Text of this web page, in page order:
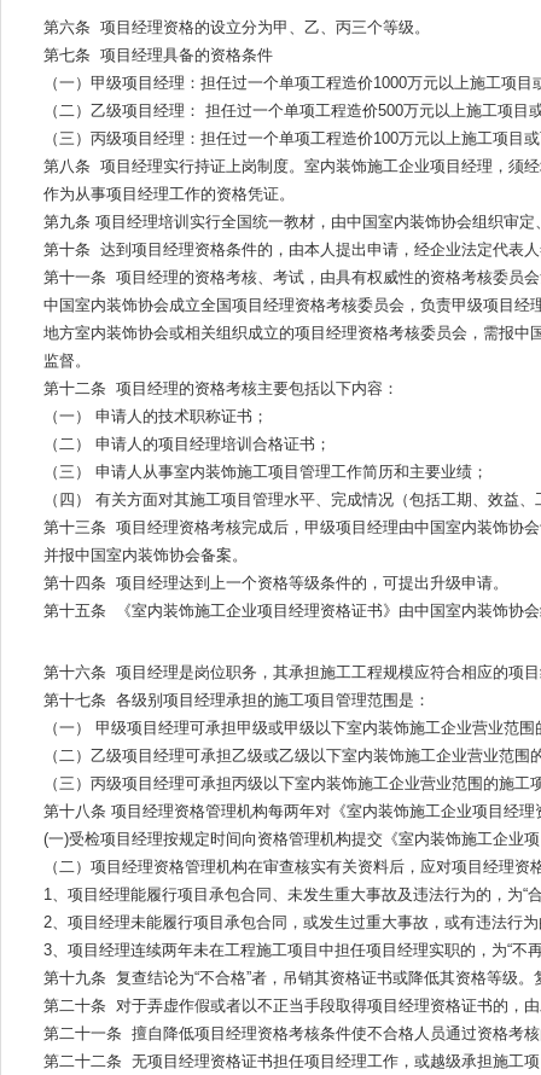
第六条 项目经理资格的设立分为甲、乙、丙三个等级。
第七条 项目经理具备的资格条件
（一）甲级项目经理：担任过一个单项工程造价1000万元以上施工项
（二）乙级项目经理： 担任过一个单项工程造价500万元以上施工项
（三）丙级项目经理：担任过一个单项工程造价100万元以上施工项目
第八条 项目经理实行持证上岗制度。室内装饰施工企业项目经理，须
作为从事项目经理工作的资格凭证。
第九条 项目经理培训实行全国统一教材，由中国室内装饰协会组织审定
第十条 达到项目经理资格条件的，由本人提出申请，经企业法定代表
第十一条 项目经理的资格考核、考试，由具有权威性的资格考核委员
中国室内装饰协会成立全国项目经理资格考核委员会，负责甲级项目
地方室内装饰协会或相关组织成立的项目经理资格考核委员会，需报
监督。
第十二条 项目经理的资格考核主要包括以下内容：
（一） 申请人的技术职称证书；
（二） 申请人的项目经理培训合格证书；
（三） 申请人从事室内装饰施工项目管理工作简历和主要业绩；
（四） 有关方面对其施工项目管理水平、完成情况（包括工期、效益
第十三条 项目经理资格考核完成后，甲级项目经理由中国室内装饰协
并报中国室内装饰协会备案。
第十四条 项目经理达到上一个资格等级条件的，可提出升级申请。
第十五条 《室内装饰施工企业项目经理资格证书》由中国室内装饰协
第十六条 项目经理是岗位职务，其承担施工工程规模应符合相应的项
第十七条 各级别项目经理承担的施工项目管理范围是：
（一） 甲级项目经理可承担甲级或甲级以下室内装饰施工企业营业范
（二）乙级项目经理可承担乙级或乙级以下室内装饰施工企业营业范围
（三）丙级项目经理可承担丙级以下室内装饰施工企业营业范围的施工
第十八条 项目经理资格管理机构每两年对《室内装饰施工企业项目经
(一)受检项目经理按规定时间向资格管理机构提交《室内装饰施工企业
（二）项目经理资格管理机构在审查核实有关资料后，应对项目经理
1、项目经理能履行项目承包合同、未发生重大事故及违法行为的，为“
2、项目经理未能履行项目承包合同，或发生过重大事故，或有违法行为
3、项目经理连续两年未在工程施工项目中担任项目经理实职的，为“不
第十九条 复查结论为“不合格”者，吊销其资格证书或降低其资格等级
第二十条 对于弄虚作假或者以不正当手段取得项目经理资格证书的，
第二十一条 擅自降低项目经理资格考核条件使不合格人员通过资格考
第二十二条 无项目经理资格证书担任项目经理工作，或越级承担施工